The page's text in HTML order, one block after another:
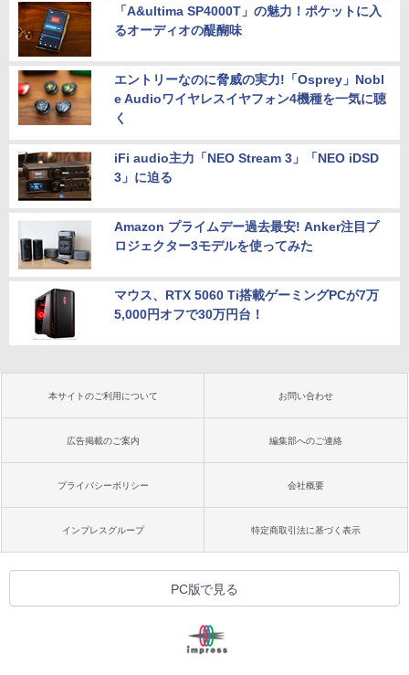
「A&ultima SP4000T」の魅力！ポケットに入
るオーディオの醍醐味
エントリーなのに脅威の実力!「Osprey」Nobl
e Audioワイヤレスイヤフォン4機種を一気に聴
く
iFi audio主力「NEO Stream 3」「NEO iDSD
3」に迫る
Amazon プライムデー過去最安! Anker注目プ
ロジェクター3モデルを使ってみた
マウス、RTX 5060 Ti搭載ゲーミングPCが7万
5,000円オフで30万円台！
本サイトのご利用について お問い合わせ
広告掲載のご案内 編集部へのご連絡
プライバシーポリシー 会社概要
インプレスグループ 特定商取引法に基づく表示
PC版で見る